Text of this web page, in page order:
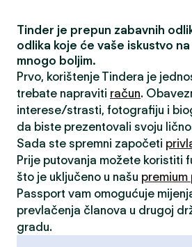
Tinder je prepun zabavnih
odlika koje će vaše iskustvo
mnogo boljim.
Prvo, korištenje Tindera je
trebate napraviti račun.
interese/strasti, fotografiju i
da biste prezentovali svoju
Sada ste spremni započeti
Prije putovanja možete koristiti
što je uključeno u našu
Passport vam omogućuje
prevlačenja članova u drugoj
gradu.